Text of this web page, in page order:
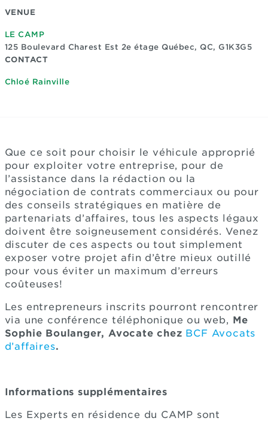
VENUE
LE CAMP
125 Boulevard Charest Est 2e étage Québec, QC, G1K3G5
CONTACT
Chloé Rainville
Que ce soit pour choisir le véhicule approprié
pour exploiter votre entreprise, pour de
l’assistance dans la rédaction ou la
négociation de contrats commerciaux ou pour
des conseils stratégiques en matière de
partenariats d’affaires, tous les aspects légaux
doivent être soigneusement considérés. Venez
discuter de ces aspects ou tout simplement
exposer votre projet afin d’être mieux outillé
pour vous éviter un maximum d’erreurs
coûteuses!
Les entrepreneurs inscrits pourront rencontrer
via une conférence téléphonique ou web, Me
Sophie Boulanger, Avocate chez BCF Avocats
d’affaires.
Informations supplémentaires
Les Experts en résidence du CAMP sont